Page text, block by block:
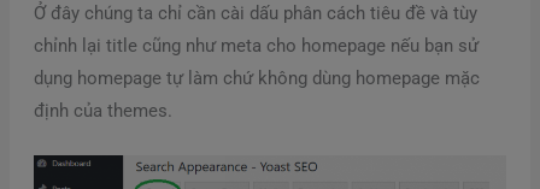
Ở đây chúng ta chỉ cần cài dấu phân cách tiêu đề và tùy
chỉnh lại title cũng như meta cho homepage nếu bạn sử
dụng homepage tự làm chứ không dùng homepage mặc
định của themes.